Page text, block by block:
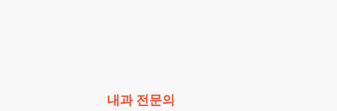
내과 전문의